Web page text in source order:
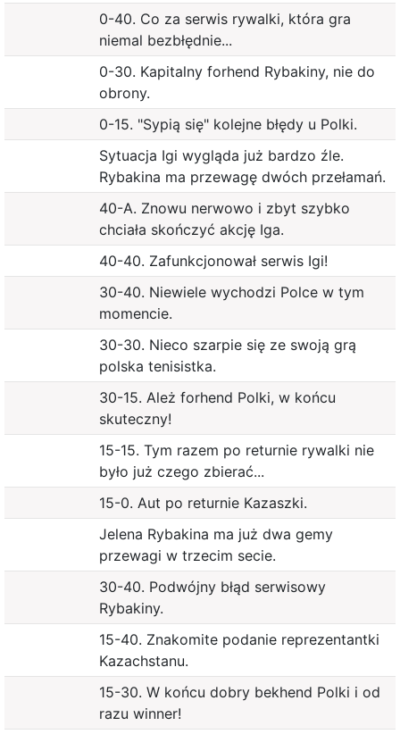
0-40. Co za serwis rywalki, która gra
niemal bezbłędnie...
0-30. Kapitalny forhend Rybakiny, nie do
obrony.
0-15. "Sypią się" kolejne błędy u Polki.
Sytuacja Igi wygląda już bardzo źle.
Rybakina ma przewagę dwóch przełamań.
40-A. Znowu nerwowo i zbyt szybko
chciała skończyć akcję Iga.
40-40. Zafunkcjonował serwis Igi!
30-40. Niewiele wychodzi Polce w tym
momencie.
30-30. Nieco szarpie się ze swoją grą
polska tenisistka.
30-15. Ależ forhend Polki, w końcu
skuteczny!
15-15. Tym razem po returnie rywalki nie
było już czego zbierać...
15-0. Aut po returnie Kazaszki.
Jelena Rybakina ma już dwa gemy
przewagi w trzecim secie.
30-40. Podwójny błąd serwisowy
Rybakiny.
15-40. Znakomite podanie reprezentantki
Kazachstanu.
15-30. W końcu dobry bekhend Polki i od
razu winner!